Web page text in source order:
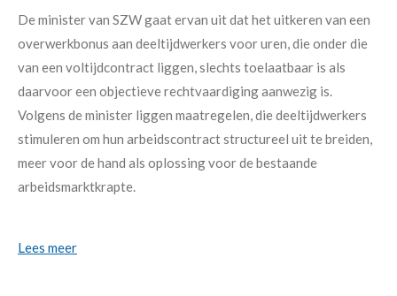
De minister van SZW gaat ervan uit dat het uitkeren van een
overwerkbonus aan deeltijdwerkers voor uren, die onder die
van een voltijdcontract liggen, slechts toelaatbaar is als
daarvoor een objectieve rechtvaardiging aanwezig is.
Volgens de minister liggen maatregelen, die deeltijdwerkers
stimuleren om hun arbeidscontract structureel uit te breiden,
meer voor de hand als oplossing voor de bestaande
arbeidsmarktkrapte.
Lees meer